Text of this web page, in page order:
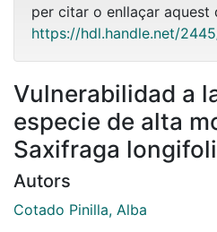
per citar o enllaçar aquest
https://hdl.handle.net/
Vulnerabilidad a
especie de alta
Saxifraga
Autors
Cotado Pinilla, Alba